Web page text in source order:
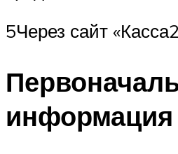
5Через сайт
информация